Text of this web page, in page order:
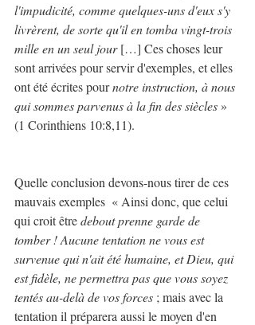
l'impudicité, comme quelques-uns d'eux s'y
livrèrent, de sorte qu'il en tomba vingt-trois
mille en un seul jour […] Ces choses leur
sont arrivées pour servir d'exemples, et elles
ont été écrites pour notre instruction, à nous
qui sommes parvenus à la fin des siècles »
(1 Corinthiens 10:8,11).
Quelle conclusion devons-nous tirer de ces
mauvais exemples  « Ainsi donc, que celui
qui croit être debout prenne garde de
tomber ! Aucune tentation ne vous est
survenue qui n'ait été humaine, et Dieu, qui
est fidèle, ne permettra pas que vous soyez
tentés au-delà de vos forces ; mais avec la
tentation il préparera aussi le moyen d'en